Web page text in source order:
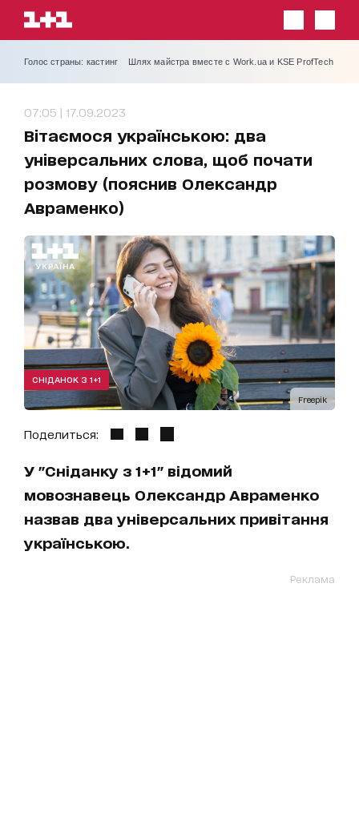
Голос страны: кастинг Шлях майстра вместе с Work.ua и KSE ProfTech
07:05 | 17.09.2023
Вітаємося українською: два
універсальних слова, щоб почати
розмову (пояснив Олександр
Авраменко)
Freepik
СНІДАНОК З 1+1
Поделиться:
У "Сніданку з 1+1" відомий
мовознавець Олександр Авраменко
назвав два універсальних привітання
українською.
Реклама